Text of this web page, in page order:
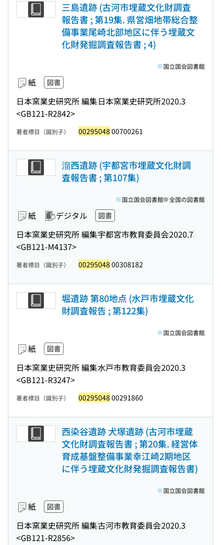
三島遺跡 (古河市埋蔵文化財調査
報告書 ; 第19集. 県営畑地帯総合整
備事業尾崎北部地区に伴う埋蔵文
化財発掘調査報告書 ; 4)
紙 図書
日本窯業史研究所 編集日本窯業史研究所2020.3
<GB121-R2842>
国立国会図書館
著者標目（識別子） 00295048 00700261
溜西遺跡 (宇都宮市埋蔵文化財調
査報告書 ; 第107集)
紙 デジタル 図書
日本窯業史研究所 編集宇都宮市教育委員会2020.7
<GB121-M4137>
国立国会図書館 全国の図書館
著者標目（識別子） 00295048 00308182
堀遺跡 第80地点 (水戸市埋蔵文化
財調査報告 ; 第122集)
紙 図書
日本窯業史研究所 編集水戸市教育委員会2020.3
<GB121-R3247>
国立国会図書館
著者標目（識別子） 00295048 00291860
西染谷遺跡 犬塚遺跡 (古河市埋蔵
文化財調査報告書 ; 第20集. 経営体
育成基盤整備事業幸江崎2期地区
に伴う埋蔵文化財発掘調査報告書)
紙 図書
日本窯業史研究所 編集古河市教育委員会2020.3
<GB121-R2856>
国立国会図書館